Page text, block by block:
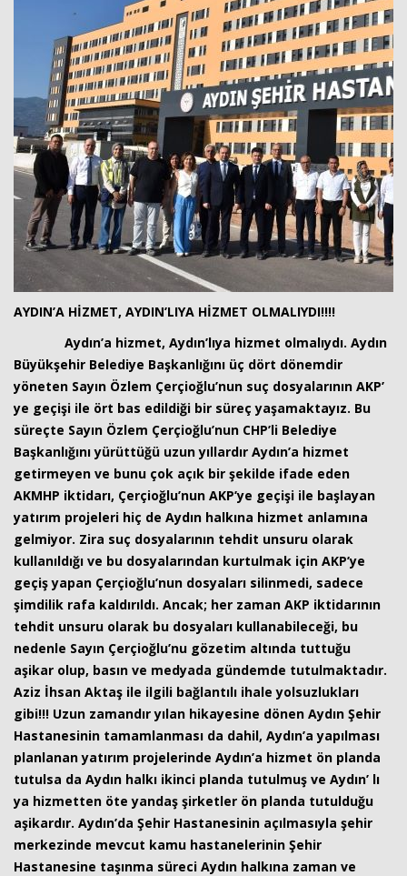
AYDIN’A HİZMET, AYDIN’LIYA HİZMET OLMALIYDI!!!!
Aydın’a hizmet, Aydın’lıya hizmet olmalıydı. Aydın
Büyükşehir Belediye Başkanlığını üç dört dönemdir
yöneten Sayın Özlem Çerçioğlu’nun suç dosyalarının AKP’
ye geçişi ile ört bas edildiği bir süreç yaşamaktayız. Bu
süreçte Sayın Özlem Çerçioğlu’nun CHP’li Belediye
Başkanlığını yürüttüğü uzun yıllardır Aydın’a hizmet
getirmeyen ve bunu çok açık bir şekilde ifade eden
AKMHP iktidarı, Çerçioğlu’nun AKP’ye geçişi ile başlayan
yatırım projeleri hiç de Aydın halkına hizmet anlamına
gelmiyor. Zira suç dosyalarının tehdit unsuru olarak
kullanıldığı ve bu dosyalarından kurtulmak için AKP’ye
geçiş yapan Çerçioğlu’nun dosyaları silinmedi, sadece
şimdilik rafa kaldırıldı. Ancak; her zaman AKP iktidarının
tehdit unsuru olarak bu dosyaları kullanabileceği, bu
nedenle Sayın Çerçioğlu’nu gözetim altında tuttuğu
aşikar olup, basın ve medyada gündemde tutulmaktadır.
Aziz İhsan Aktaş ile ilgili bağlantılı ihale yolsuzlukları
gibi!!! Uzun zamandır yılan hikayesine dönen Aydın Şehir
Hastanesinin tamamlanması da dahil, Aydın’a yapılması
planlanan yatırım projelerinde Aydın’a hizmet ön planda
tutulsa da Aydın halkı ikinci planda tutulmuş ve Aydın’ lı
ya hizmetten öte yandaş şirketler ön planda tutulduğu
aşikardır. Aydın’da Şehir Hastanesinin açılmasıyla şehir
merkezinde mevcut kamu hastanelerinin Şehir
Hastanesine taşınma süreci Aydın halkına zaman ve
Haberin Doğru Adresi.